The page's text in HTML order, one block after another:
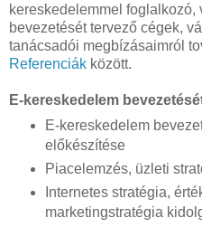
kereskedelemmel foglalkozó,
bevezetését tervező cégek,
tanácsadói megbízásaimról
Referenciák között.
E-kereskedelem
E-kereskedelem
előkészítése
Piacelemzés, üzleti
Internetes stratégia,
marketingstratégia